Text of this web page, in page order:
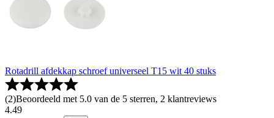
Rotadrill afdekkap schroef universeel T15 wit 40 stuks
(2)Beoordeeld met 5.0 van de 5 sterren, 2 klantreviews
4.49